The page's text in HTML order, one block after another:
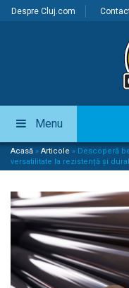
Despre Cluj.com
Menu
Acasă » Articole » Descoperă
versatilitate la rezistență și